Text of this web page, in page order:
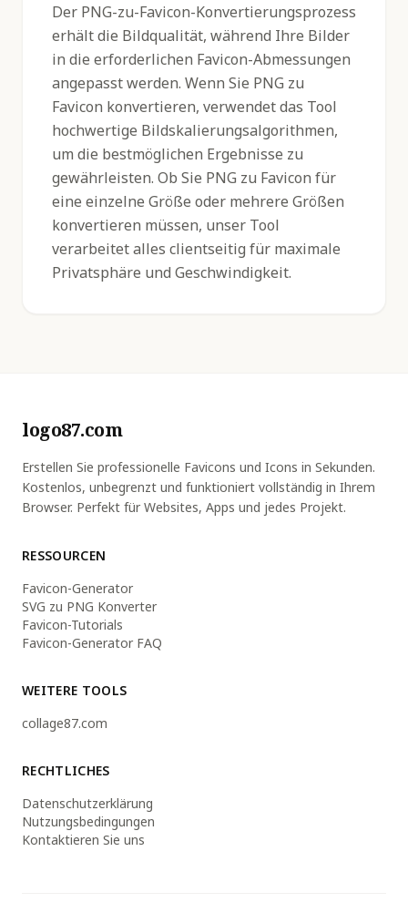
Der PNG-zu-Favicon-Konvertierungsprozess
erhält die Bildqualität, während Ihre Bilder
in die erforderlichen Favicon-Abmessungen
angepasst werden. Wenn Sie PNG zu
Favicon konvertieren, verwendet das Tool
hochwertige Bildskalierungsalgorithmen,
um die bestmöglichen Ergebnisse zu
gewährleisten. Ob Sie PNG zu Favicon für
eine einzelne Größe oder mehrere Größen
konvertieren müssen, unser Tool
verarbeitet alles clientseitig für maximale
Privatsphäre und Geschwindigkeit.
logo87.com
Erstellen Sie professionelle Favicons und Icons in Sekunden.
Kostenlos, unbegrenzt und funktioniert vollständig in Ihrem
Browser. Perfekt für Websites, Apps und jedes Projekt.
RESSOURCEN
Favicon-Generator
SVG zu PNG Konverter
Favicon-Tutorials
Favicon-Generator FAQ
WEITERE TOOLS
collage87.com
RECHTLICHES
Datenschutzerklärung
Nutzungsbedingungen
Kontaktieren Sie uns